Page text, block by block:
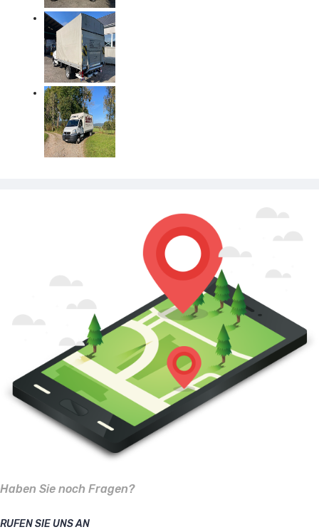
Haben Sie noch Fragen?
RUFEN SIE UNS AN